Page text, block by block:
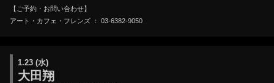
【ご予約・お問い合わせ】
アート・カフェ・フレンズ ： 03-6382-9050
1.23 (水)
大田翔